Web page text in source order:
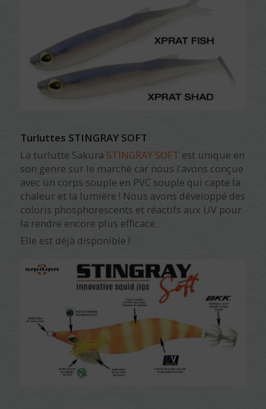
Turluttes STINGRAY SOFT
La turlutte Sakura STINGRAY SOFT est unique en
son genre sur le marché car nous l’avons conçue
avec un corps souple en PVC souple qui capte la
chaleur et la lumière ! Nous avons développé des
coloris phosphorescents et réactifs aux UV pour
la rendre encore plus efficace.
Elle est déjà disponible !